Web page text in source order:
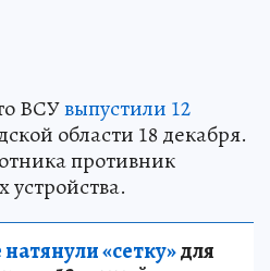
ВСУвыпустили 12
области 18 декабря.
противник
устройства.
«сетку»для